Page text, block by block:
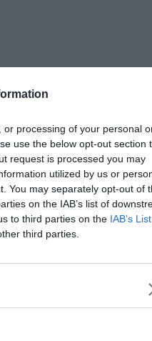
processing of your personal
use the below opt-out section
request is processed you may
utilized by us or
You may separately opt-out of
on the IAB’s list of
to third parties on the IAB’s
third parties.